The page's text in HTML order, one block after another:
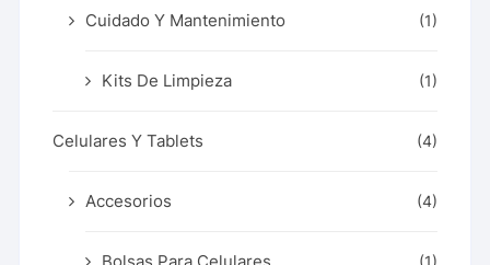
Cuidado Y Mantenimiento (1)
Kits De Limpieza (1)
Celulares Y Tablets (4)
Accesorios (4)